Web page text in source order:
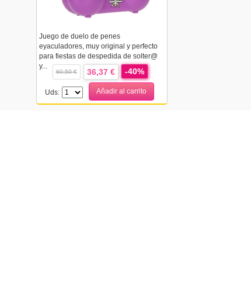
Juego de duelo de penes
eyaculadores, muy original y perfecto
para fiestas de despedida de solter@
y...
60,50 € 36,37 € -40%
Uds: Añadir al carrito